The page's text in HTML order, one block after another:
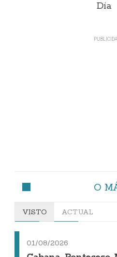
Día
O
VISTO ACTUAL
01/08/2026